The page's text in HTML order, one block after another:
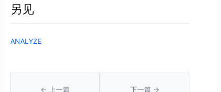
另见
ANALYZE
← 上一篇 下一篇 →